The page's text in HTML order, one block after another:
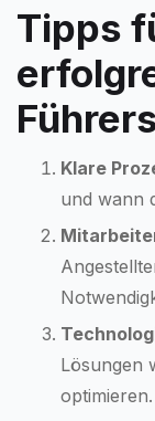
Tipps
Klare
und wann
Lösungen
optimieren.